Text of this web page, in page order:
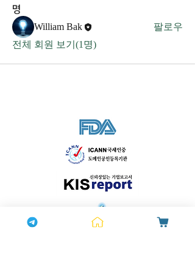
명
William Bak
팔로우
전체 회원 보기(1명)